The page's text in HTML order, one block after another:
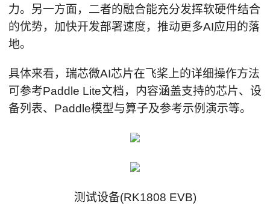
力。另一方面，二者的融合能充分发挥软硬件结合
的优势，加快开发部署速度，推动更多AI应用的落
地。
具体来看，瑞芯微AI芯片在飞桨上的详细操作方法
可参考Paddle Lite文档，内容涵盖支持的芯片、设
备列表、Paddle模型与算子及参考示例演示等。
测试设备(RK1808 EVB)